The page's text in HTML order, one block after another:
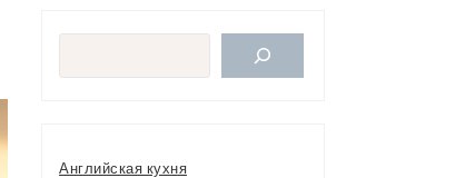
Английская кухня